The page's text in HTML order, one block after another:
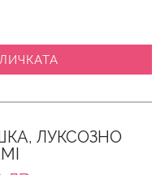
ЛУКСОЗНО